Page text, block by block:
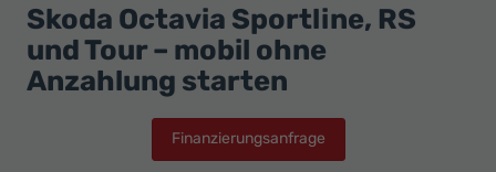
Neuwagen
Jahreswagen
und
Gebrauchtwagen
Skoda Octavia Sportline, RS
und Tour – mobil ohne
Anzahlung starten
Finanzierungsanfrage